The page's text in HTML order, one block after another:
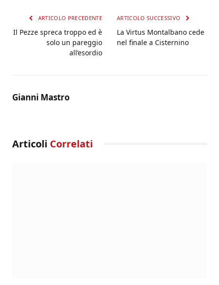
ARTICOLO PRECEDENTE
Il Pezze spreca troppo ed è
solo un pareggio
all’esordio
ARTICOLO SUCCESSIVO
La Virtus Montalbano cede
nel finale a Cisternino
Gianni Mastro
Articoli Correlati